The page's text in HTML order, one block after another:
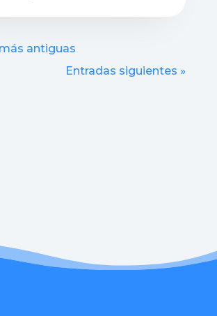
antiguas
Entradas siguientes »